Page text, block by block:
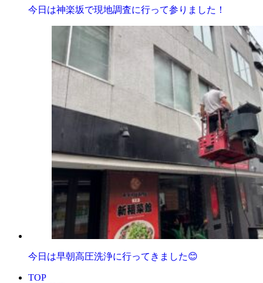
今日は神楽坂で現地調査に行って参りました！
今日は早朝高圧洗浄に行ってきました😊
TOP